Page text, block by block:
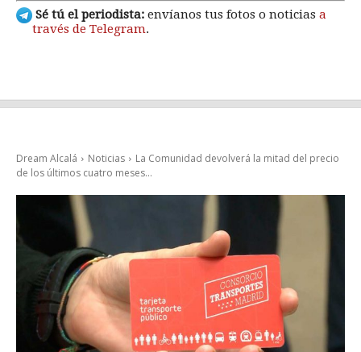
Sé tú el periodista: envíanos tus fotos o noticias a
través de Telegram.